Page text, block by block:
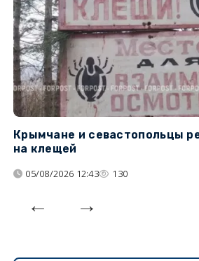
Крымчане и севастопольцы
на клещей
05/08/2026 12:43 130